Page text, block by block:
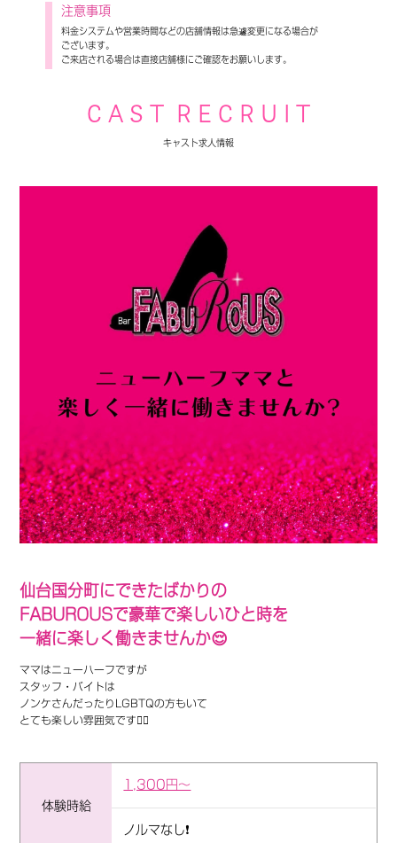
注意事項
料金システムや営業時間などの店舗情報は急遽変更になる場合が
ございます。
ご来店される場合は直接店舗様にご確認をお願いします。
C A S T R E C R U I T
キャスト求人情報
仙台国分町にできたばかりの
FABUROUSで豪華で楽しいひと時を
一緒に楽しく働きませんか😌
ママはニューハーフですが
スタッフ・バイトは
ノンケさんだったりLGBTQの方もいて
とても楽しい雰囲気です💁‍♀️
体験時給
1,300円～
ノルマなし❗️